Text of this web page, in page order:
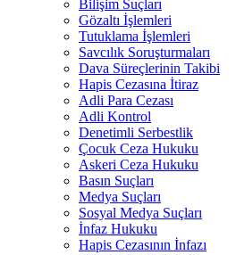
Bilişim Suçları
Gözaltı İşlemleri
Tutuklama İşlemleri
Savcılık Soruşturmaları
Dava Süreçlerinin Takibi
Hapis Cezasına İtiraz
Adli Para Cezası
Adli Kontrol
Denetimli Serbestlik
Çocuk Ceza Hukuku
Askeri Ceza Hukuku
Basın Suçları
Medya Suçları
Sosyal Medya Suçları
İnfaz Hukuku
Hapis Cezasının İnfazı